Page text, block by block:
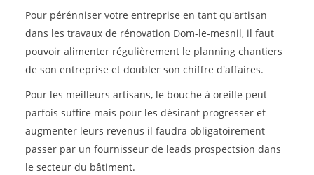
Pour pérénniser votre entreprise en tant qu'artisan
dans les travaux de rénovation Dom-le-mesnil, il faut
pouvoir alimenter régulièrement le planning chantiers
de son entreprise et doubler son chiffre d'affaires.
Pour les meilleurs artisans, le bouche à oreille peut
parfois suffire mais pour les désirant progresser et
augmenter leurs revenus il faudra obligatoirement
passer par un fournisseur de leads prospectsion dans
le secteur du bâtiment.